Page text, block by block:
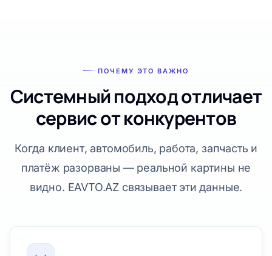
ПОЧЕМУ ЭТО ВАЖНО
Системный подход отличает
сервис от конкурентов
Когда клиент, автомобиль, работа, запчасть и
платёж разорваны — реальной картины не
видно. EAVTO.AZ связывает эти данные.